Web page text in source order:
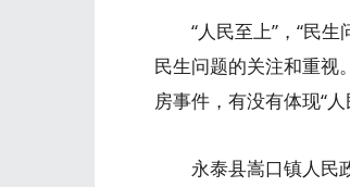
“人民至上”，“民生
民生问题的关注和重视
房事件，有没有体现“
永泰县嵩口镇人民政